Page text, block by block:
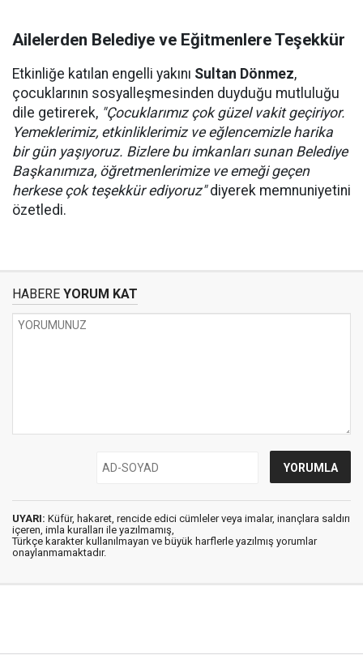
Ailelerden Belediye ve Eğitmenlere Teşekkür
Etkinliğe katılan engelli yakını Sultan Dönmez,
çocuklarının sosyalleşmesinden duyduğu mutluluğu
dile getirerek, "Çocuklarımız çok güzel vakit geçiriyor.
Yemeklerimiz, etkinliklerimiz ve eğlencemizle harika
bir gün yaşıyoruz. Bizlere bu imkanları sunan Belediye
Başkanımıza, öğretmenlerimize ve emeği geçen
herkese çok teşekkür ediyoruz"diyerek memnuniyetini
özetledi.
HABERE YORUM KAT
UYARI: Küfür, hakaret, rencide edici cümleler veya imalar, inançlara saldırı
içeren, imla kuralları ile yazılmamış,
Türkçe karakter kullanılmayan ve büyük harflerle yazılmış yorumlar
onaylanmamaktadır.